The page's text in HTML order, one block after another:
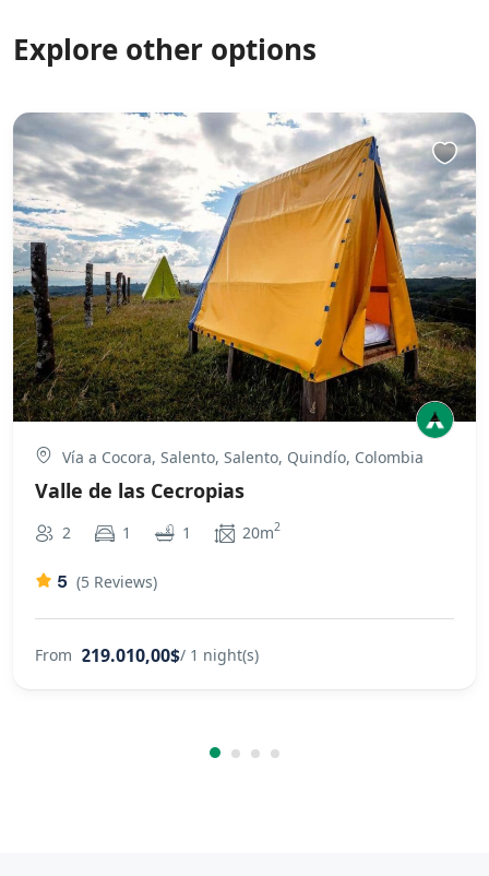
Explore other options
Vía a Cocora, Salento, Salento, Quindío, Colombia
Valle de las Cecropias
2 1 1 20m2
5 (5 Reviews)
From 219.010,00$/ 1 night(s)